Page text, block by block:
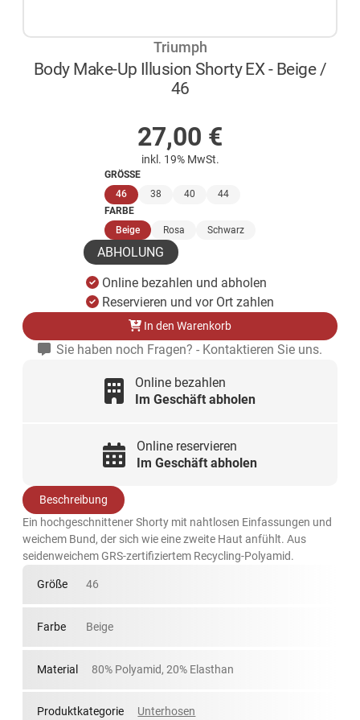
Triumph
Body Make-Up Illusion Shorty EX - Beige /
46
27,00 €
inkl. 19% MwSt.
GRÖSSE
46(ausgewählt)
38 40
44
FARBE
Beige(ausgewählt)
Rosa Schwarz
ABHOLUNG
Online bezahlen und abholen
Reservieren und vor Ort zahlen
In den Warenkorb
Sie haben noch Fragen? - Kontaktieren Sie uns.
Online bezahlen
Im Geschäft abholen
Online reservieren
Im Geschäft abholen
Beschreibung
Ein hochgeschnittener Shorty mit nahtlosen Einfassungen und
weichem Bund, der sich wie eine zweite Haut anfühlt. Aus
seidenweichem GRS-zertifiziertem Recycling-Polyamid.
Größe 46
Farbe Beige
Material 80% Polyamid, 20% Elasthan
Produktkategorie Unterhosen